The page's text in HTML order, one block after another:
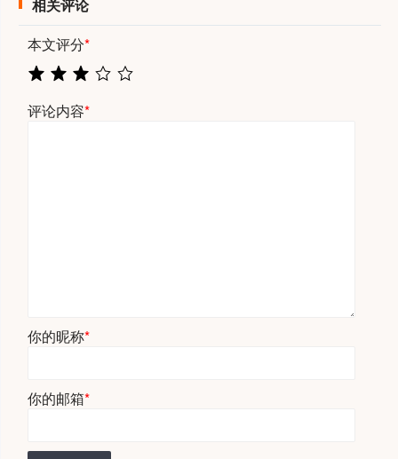
相关评论
本文评分*
评论内容*
你的昵称*
你的邮箱*